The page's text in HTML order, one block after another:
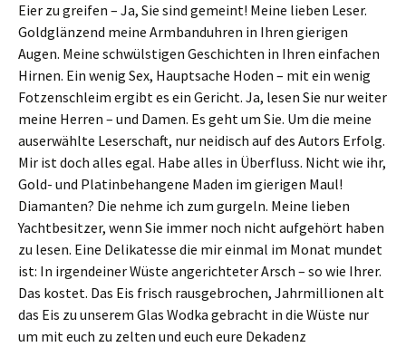
Eier zu greifen – Ja, Sie sind gemeint! Meine lieben Leser.
Goldglänzend meine Armbanduhren in Ihren gierigen
Augen. Meine schwülstigen Geschichten in Ihren einfachen
Hirnen. Ein wenig Sex, Hauptsache Hoden – mit ein wenig
Fotzenschleim ergibt es ein Gericht. Ja, lesen Sie nur weiter
meine Herren – und Damen. Es geht um Sie. Um die meine
auserwählte Leserschaft, nur neidisch auf des Autors Erfolg.
Mir ist doch alles egal. Habe alles in Überfluss. Nicht wie ihr,
Gold- und Platinbehangene Maden im gierigen Maul!
Diamanten? Die nehme ich zum gurgeln. Meine lieben
Yachtbesitzer, wenn Sie immer noch nicht aufgehört haben
zu lesen. Eine Delikatesse die mir einmal im Monat mundet
ist: In irgendeiner Wüste angerichteter Arsch – so wie Ihrer.
Das kostet. Das Eis frisch rausgebrochen, Jahrmillionen alt
das Eis zu unserem Glas Wodka gebracht in die Wüste nur
um mit euch zu zelten und euch eure Dekadenz